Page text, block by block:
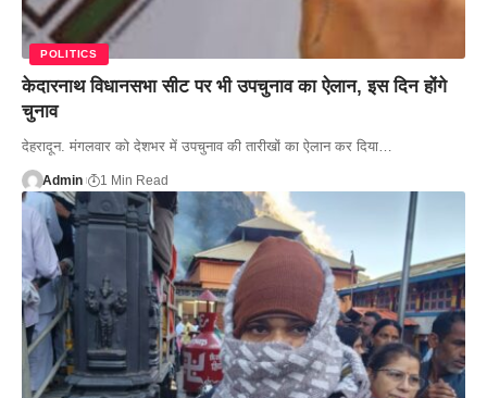
POLITICS
केदारनाथ विधानसभा सीट पर भी उपचुनाव का ऐलान, इस दिन होंगे
चुनाव
देहरादून. मंगलवार को देशभर में उपचुनाव की तारीखों का ऐलान कर दिया…
Admin 1 Min Read